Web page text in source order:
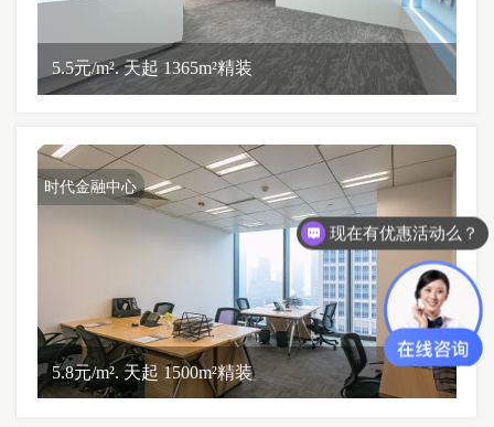
5.5元/m². 天起 1365m²精装
时代金融中心
5.8元/m². 天起 1500m²精装
现在有优惠活动么？